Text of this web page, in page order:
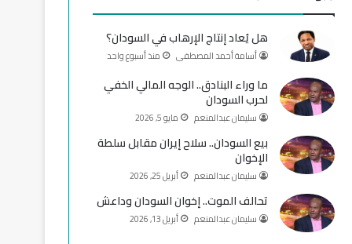
و
ك
T
u
b
e
ق
ر
ا
م
هل يُعاد إنتاج الإرهاب في السودان؟
أسامة أحمد المصطفى منذ أسبوع واحد
ما وراء البنادق.. الوجه المالي الخفي
لحرب السودان
سليمان عبدالمنعم مايو 5, 2026
بيع السودان.. سلاح إيران مقابل سلطة
الإخوان
سليمان عبدالمنعم أبريل 25, 2026
تحالف الموت.. إخوان السودان وداعش
سليمان عبدالمنعم أبريل 13, 2026